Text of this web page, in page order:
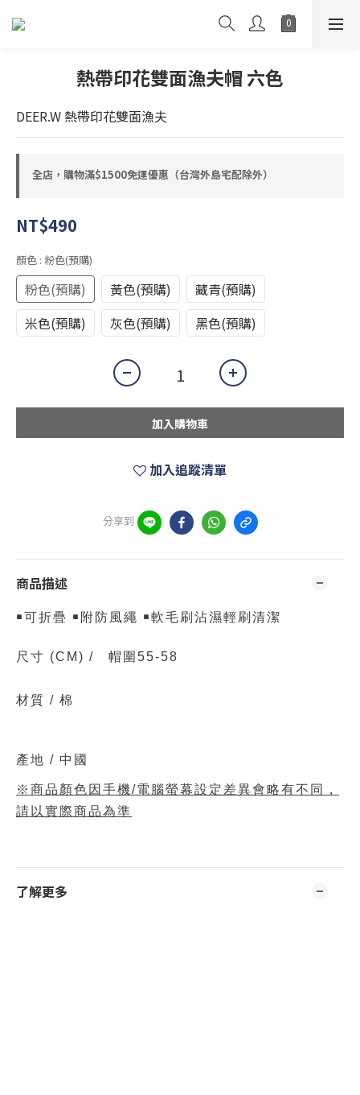
熱帶印花雙面漁夫帽 六色
DEER.W 熱帶印花雙面漁夫
全店，購物滿$1500免運優惠（台灣外島宅配除外）
NT$490
顏色 : 粉色(預購)
粉色(預購) 黃色(預購)
藏青(預購)
米色(預購)
灰色(預購) 黑色(預購)
加入購物車
加入追蹤清單
分享到
商品描述
￭可折疊 ￭附防風繩 ￭軟毛刷沾濕輕刷清潔
尺寸 (CM) / 帽圍55-58
材質 / 棉
產地 / 中國
※商品顏色因手機/電腦螢幕設定差異會略有不同，
請以實際商品為準
了解更多